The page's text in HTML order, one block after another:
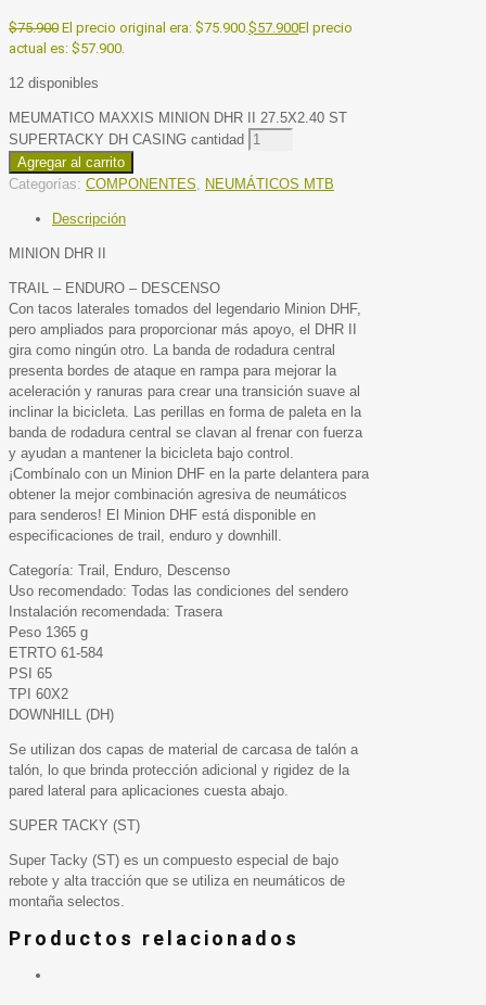
$75.900 El precio original era: $75.900.$57.900El precio
actual es: $57.900.
12 disponibles
MEUMATICO MAXXIS MINION DHR II 27.5X2.40 ST
SUPERTACKY DH CASING cantidad
Agregar al carrito
Categorías: COMPONENTES, NEUMÁTICOS MTB
Descripción
MINION DHR II
TRAIL – ENDURO – DESCENSO
Con tacos laterales tomados del legendario Minion DHF,
pero ampliados para proporcionar más apoyo, el DHR II
gira como ningún otro. La banda de rodadura central
presenta bordes de ataque en rampa para mejorar la
aceleración y ranuras para crear una transición suave al
inclinar la bicicleta. Las perillas en forma de paleta en la
banda de rodadura central se clavan al frenar con fuerza
y ayudan a mantener la bicicleta bajo control.
¡Combínalo con un Minion DHF en la parte delantera para
obtener la mejor combinación agresiva de neumáticos
para senderos! El Minion DHF está disponible en
especificaciones de trail, enduro y downhill.
Categoría: Trail, Enduro, Descenso
Uso recomendado: Todas las condiciones del sendero
Instalación recomendada: Trasera
Peso 1365 g
ETRTO 61-584
PSI 65
TPI 60X2
DOWNHILL (DH)
Se utilizan dos capas de material de carcasa de talón a
talón, lo que brinda protección adicional y rigidez de la
pared lateral para aplicaciones cuesta abajo.
SUPER TACKY (ST)
Super Tacky (ST) es un compuesto especial de bajo
rebote y alta tracción que se utiliza en neumáticos de
montaña selectos.
Productos relacionados